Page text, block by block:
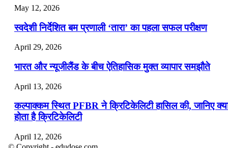
May 12, 2026
स्वदेशी निर्देशित बम प्रणाली ‘तारा’ का पहला सफल परीक्षण
April 29, 2026
भारत और न्यूजीलैंड के बीच ऐतिहासिक मुक्त व्यापार समझौते
April 13, 2026
कल्पाक्कम स्थित PFBR ने क्रिटिकेलिटी हासिल की, जानिए
होता है क्रिटिकेलिटी
April 12, 2026